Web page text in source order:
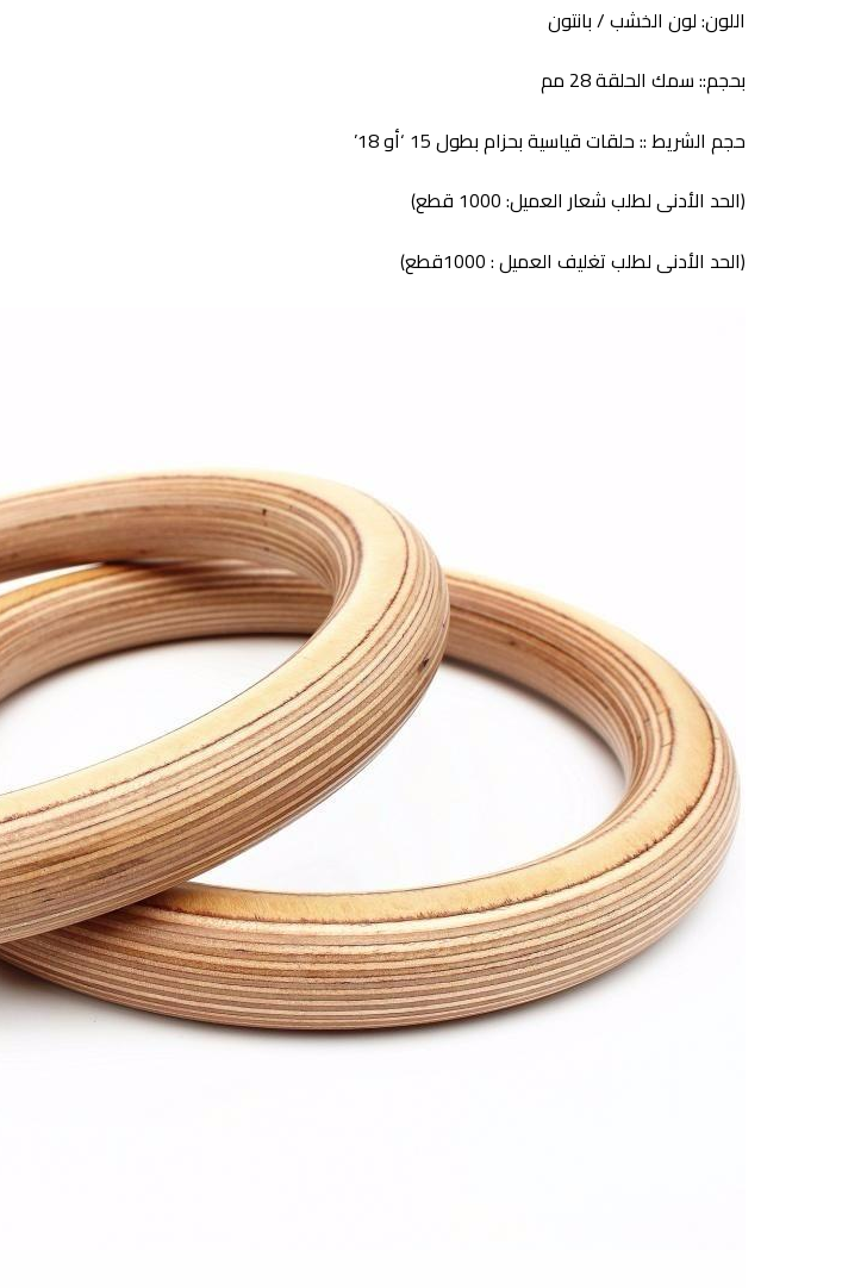
اللون: لون الخشب / بانتون
بحجم:: سمك الحلقة 28 مم
حجم الشريط :: حلقات قياسية بحزام بطول 15 ‘أو 18’
(الحد الأدنى لطلب شعار العميل: 1000 قطع)
(الحد الأدنى لطلب تغليف العميل : 1000قطع)